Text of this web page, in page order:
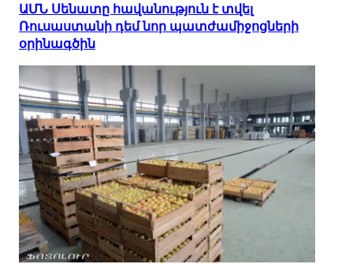
ԱՄՆ Սենատը հավանություն է տվել
Ռուսաստանի դեմ նոր պատժամիջոցների
օրինագծին